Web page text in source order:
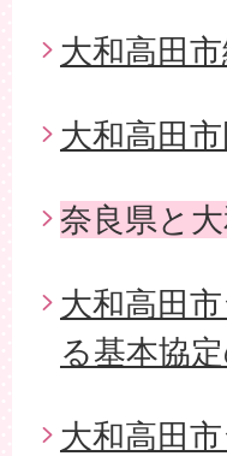
大和高田
大和高田
奈良県と
大和高田
る基本協
大和高田